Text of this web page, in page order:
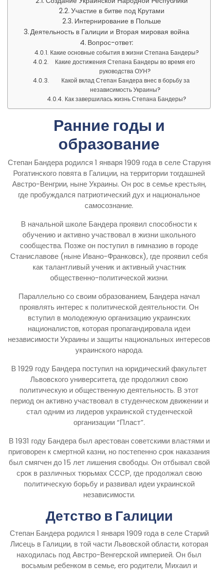
Участие в битве под Крутами
Интернирование в Польше
Деятельность в Галиции и Вторая мировая война
Вопрос-ответ:
Какие основные события в жизни Степана Бандеры?
Какие достижения Степана Бандеры во время его
руководства ОУН?
Какой вклад Степан Бандера внес в борьбу за
независимость Украины?
Как завершилась жизнь Степана Бандеры?
Ранние годы и
образование
Степан Бандера родился 1 января 1909 года в селе Старуня
Рогатинского повята в Галиции, на территории тогдашней
Австро-Венгрии, ныне Украины. Он рос в семье крестьян,
где пробуждался патриотический дух и национальное
самосознание.
В начальной школе Бандера проявил способности к
обучению и активно участвовал в жизни школьного
сообщества. Позже он поступил в гимназию в городе
Станиславове (ныне Ивано-Франковск), где проявил себя
как талантливый ученик и активный участник
общественно-политической жизни.
Параллельно со своим образованием, Бандера начал
проявлять интерес к политической деятельности. Он
вступил в молодежную организацию украинских
националистов, которая пропагандировала идеи
независимости Украины и защиты национальных интересов
украинского народа.
В 1929 году Бандера поступил на юридический факультет
Львовского университета, где продолжил свою
политическую и общественную деятельность. В этот
период он активно участвовал в студенческом движении и
стал одним из лидеров украинской студенческой
организации “Пласт”.
В 1931 году Бандера был арестован советскими властями и
приговорен к смертной казни, но постепенно срок наказания
был смягчен до 15 лет лишения свободы. Он отбывал свой
срок в различных тюрьмах СССР, где продолжал свою
политическую борьбу и развивал идеи украинской
независимости.
Детство в Галиции
Степан Бандера родился 1 января 1909 года в селе Старий
Лисець в Галиции, в той части Львовской области, которая
находилась под Австро-Венгерской империей. Он был
восьмым ребенком в семье, его родители, Михаил и